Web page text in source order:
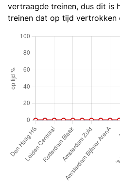
vertraagde treinen, dus dit is
treinen dat op tijd vertrokken